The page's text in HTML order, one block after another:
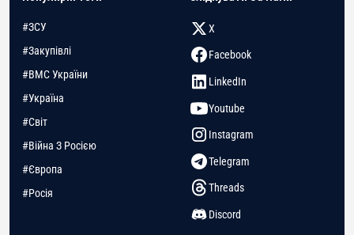
#ЗСУ
#Закупівлі
#ВМС України
#Україна
#Світ
#Війна З Росією
#Європа
#Росія
X
Facebook
LinkedIn
Youtube
Instagram
Telegram
Threads
Discord